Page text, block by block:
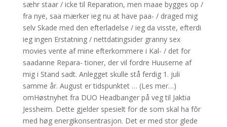
sæhr staar / icke til Reparation, men maae bygges op /
fra nye, saa mærker ieg nu at have paa- / draged mig
selv Skade med den efterladelse / ieg da visste, efterdi
ieg ingen Erstatning / nettdatingsider granny sex
movies vente af mine efterkommere i Kal- / det for
saadanne Repara- tioner, der vil fordre Huuserne af
mig i Stand sadt. Anlegget skulle stå ferdig 1. juli
samme år. August er tidspunktet … (Les mer…)
omHøstnyhet fra DUO Headbanger på veg til Jaktia
Jessheim. Dette gjelder spesielt for de som skal ha fôr
med høg energikonsentrasjon. Det er med stor glede